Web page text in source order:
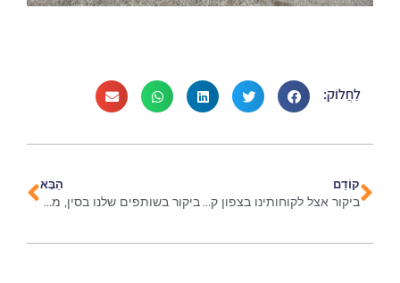
לַחֲלוֹק:
קוֹדֵם
ביקור אצל לקוחותינו בצפון קרולינה בפברואר 2024
הַבָּא
ביקור בשותפים שלנו בסין, מרץ 2024